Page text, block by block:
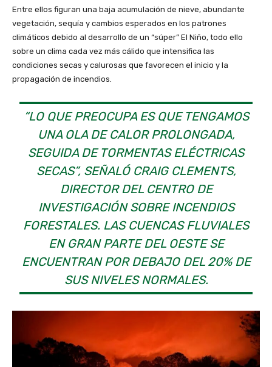
Entre ellos figuran una baja acumulación de nieve, abundante
vegetación, sequía y cambios esperados en los patrones
climáticos debido al desarrollo de un “súper” El Niño, todo ello
sobre un clima cada vez más cálido que intensifica las
condiciones secas y calurosas que favorecen el inicio y la
propagación de incendios.
“LO QUE PREOCUPA ES QUE TENGAMOS
UNA OLA DE CALOR PROLONGADA,
SEGUIDA DE TORMENTAS ELÉCTRICAS
SECAS”, SEÑALÓ CRAIG CLEMENTS,
DIRECTOR DEL CENTRO DE
INVESTIGACIÓN SOBRE INCENDIOS
FORESTALES. LAS CUENCAS FLUVIALES
EN GRAN PARTE DEL OESTE SE
ENCUENTRAN POR DEBAJO DEL 20% DE
SUS NIVELES NORMALES.